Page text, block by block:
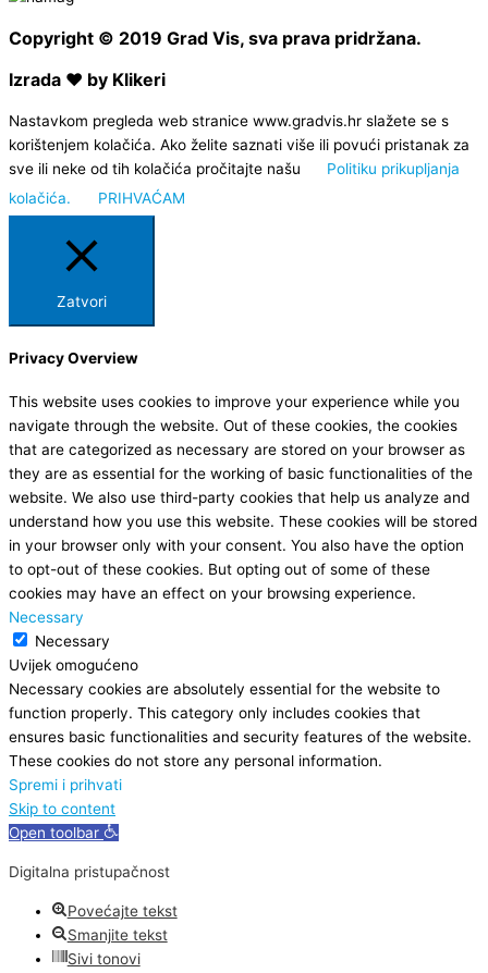
Copyright © 2019 Grad Vis, sva prava pridržana.
Izrada ❤ by Klikeri
Nastavkom pregleda web stranice www.gradvis.hr slažete se s
korištenjem kolačića. Ako želite saznati više ili povući pristanak za
sve ili neke od tih kolačića pročitajte našu
Politiku prikupljanja
kolačića.
PRIHVAĆAM
Zatvori
Privacy Overview
This website uses cookies to improve your experience while you
navigate through the website. Out of these cookies, the cookies
that are categorized as necessary are stored on your browser as
they are as essential for the working of basic functionalities of the
website. We also use third-party cookies that help us analyze and
understand how you use this website. These cookies will be stored
in your browser only with your consent. You also have the option
to opt-out of these cookies. But opting out of some of these
cookies may have an effect on your browsing experience.
Necessary
Necessary
Uvijek omogućeno
Necessary cookies are absolutely essential for the website to
function properly. This category only includes cookies that
ensures basic functionalities and security features of the website.
These cookies do not store any personal information.
Spremi i prihvati
Skip to content
Open toolbar
Digitalna pristupačnost
Povećajte tekst
Smanjite tekst
Sivi tonovi